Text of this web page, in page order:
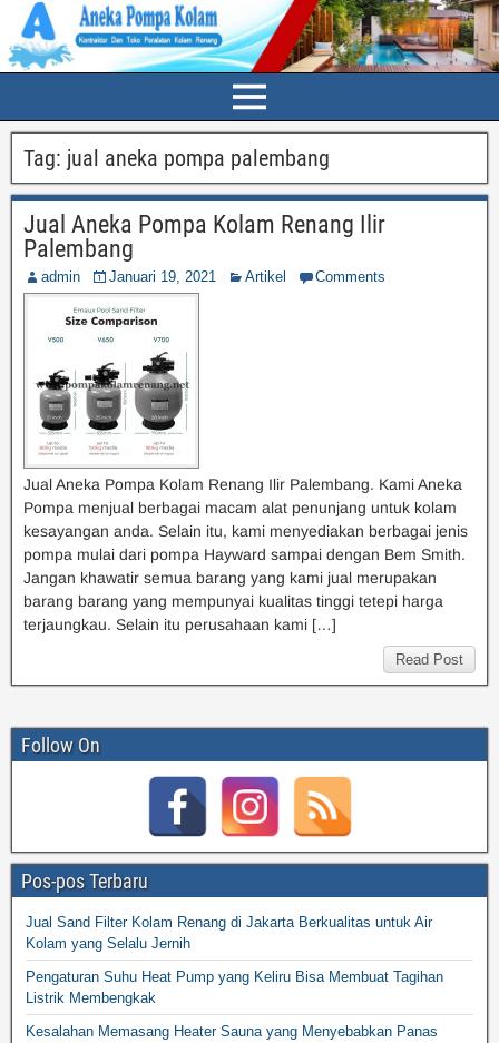
Tag: jual aneka pompa palembang
Jual Aneka Pompa Kolam Renang Ilir
Palembang
admin Januari 19, 2021 Artikel Comments
Jual Aneka Pompa Kolam Renang Ilir Palembang. Kami Aneka
Pompa menjual berbagai macam alat penunjang untuk kolam
kesayangan anda. Selain itu, kami menyediakan berbagai jenis
pompa mulai dari pompa Hayward sampai dengan Bem Smith.
Jangan khawatir semua barang yang kami jual merupakan
barang barang yang mempunyai kualitas tinggi tetepi harga
terjaungkau. Selain itu perusahaan kami […]
Read Post
Follow On
Pos-pos Terbaru
Jual Sand Filter Kolam Renang di Jakarta Berkualitas untuk Air
Kolam yang Selalu Jernih
Pengaturan Suhu Heat Pump yang Keliru Bisa Membuat Tagihan
Listrik Membengkak
Kesalahan Memasang Heater Sauna yang Menyebabkan Panas